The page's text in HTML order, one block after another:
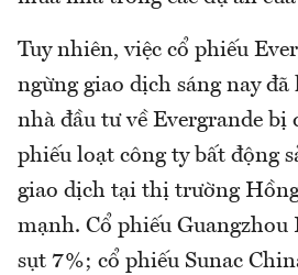
Tuy nhiên, việc cổ phiếu
ngừng giao dịch sáng nay
nhà đầu tư về Evergrande bị
phiếu loạt công ty bất động
giao dịch tại thị trường
mạnh. Cổ phiếu Guangzhou
sụt 7%; cổ phiếu Sunac